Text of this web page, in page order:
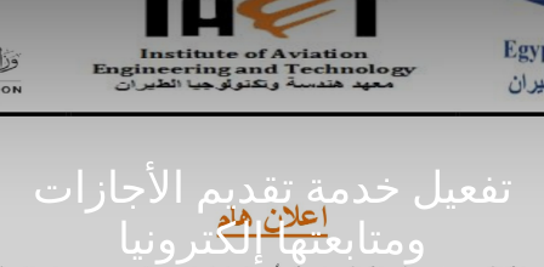
تفعيل خدمة تقديم الأجازات
ومتابعتها إلكترونيا